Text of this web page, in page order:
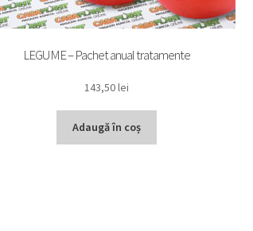
LEGUME – Pachet anual tratamente
143,50lei
Adaugă în coș